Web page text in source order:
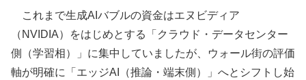
これまで生成AIバブルの資金はエヌビディア
（NVIDIA）をはじめとする「クラウド・データセンター
側（学習相）」に集中していましたが、ウォール街の評価
軸が明確に「エッジAI（推論・端末側）」へとシフトし始